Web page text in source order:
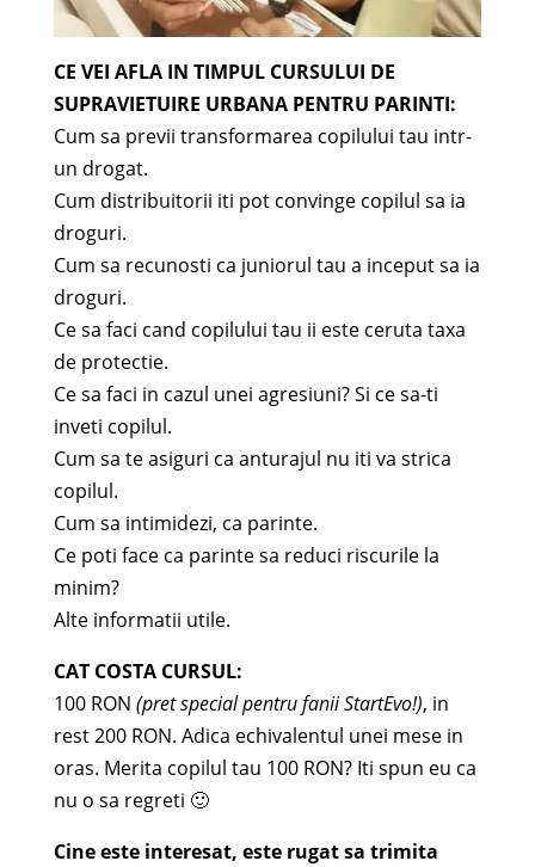
CE VEI AFLA IN TIMPUL CURSULUI DE
SUPRAVIETUIRE URBANA PENTRU PARINTI:
Cum sa previi transformarea copilului tau intr-
un drogat.
Cum distribuitorii iti pot convinge copilul sa ia
droguri.
Cum sa recunosti ca juniorul tau a inceput sa ia
droguri.
Ce sa faci cand copilului tau ii este ceruta taxa
de protectie.
Ce sa faci in cazul unei agresiuni? Si ce sa-ti
inveti copilul.
Cum sa te asiguri ca anturajul nu iti va strica
copilul.
Cum sa intimidezi, ca parinte.
Ce poti face ca parinte sa reduci riscurile la
minim?
Alte informatii utile.
CAT COSTA CURSUL:
100 RON (pret special pentru fanii StartEvo!), in
rest 200 RON. Adica echivalentul unei mese in
oras. Merita copilul tau 100 RON? Iti spun eu ca
nu o sa regreti 🙂
Cine este interesat, este rugat sa trimita